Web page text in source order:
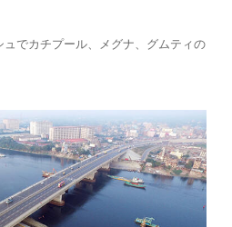
ュでカチプール、メグナ、グムティの